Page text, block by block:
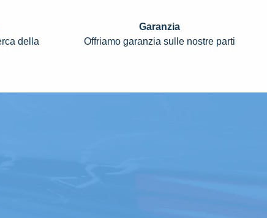
della
Garanzia
Offriamo garanzia sulle nostre parti